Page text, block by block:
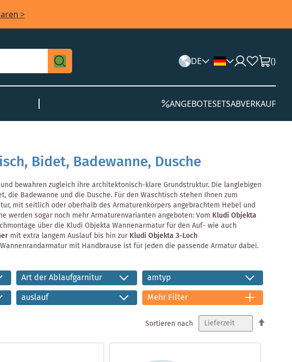
>
DE ()
ANGEBOTESETSABVERKAUF
Bidet, Badewanne, Dusche
bewahren zugleich ihre architektonisch-klare Grundstruktur. Die langlebigen
Badewanne und die Dusche. Für den Waschtisch stehen Ihnen zum
mit seitlich oder oberhalb des Armaturenkörpers angebrachtem Hebel und
werden sogar noch mehr Armaturenvarianten angeboten: Vom Kludi Objekta
über die Kludi Objekta Wannenarmatur für den Auf- wie auch
mit extra langem Auslauf bis hin zurKludi Objekta 3-Loch
mit Handbrause ist für jeden die passende Armatur dabei.
Art der Ablaufgarnitur
amtyp
auslauf Mehr Filter
Sortieren nach